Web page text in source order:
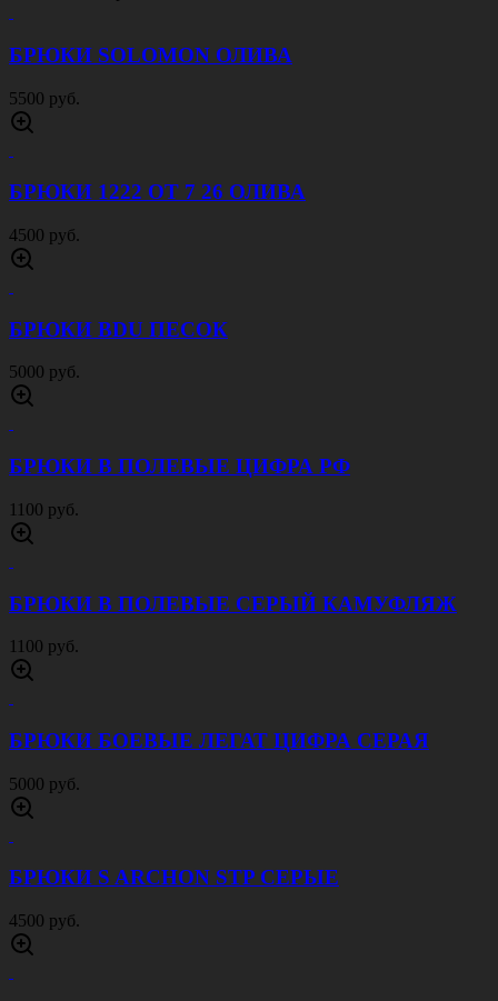
БРЮКИ SOLOMON ОЛИВА
5500 руб.
БРЮКИ 1222 ОТ 7 26 ОЛИВА
4500 руб.
БРЮКИ BDU ПЕСОК
5000 руб.
БРЮКИ В ПОЛЕВЫЕ ЦИФРА РФ
1100 руб.
БРЮКИ В ПОЛЕВЫЕ СЕРЫЙ КАМУФЛЯЖ
1100 руб.
БРЮКИ БОЕВЫЕ ЛЕГАТ ЦИФРА СЕРАЯ
5000 руб.
БРЮКИ S ARCHON STP СЕРЫЕ
4500 руб.